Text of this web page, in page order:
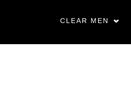
CLEAR MEN